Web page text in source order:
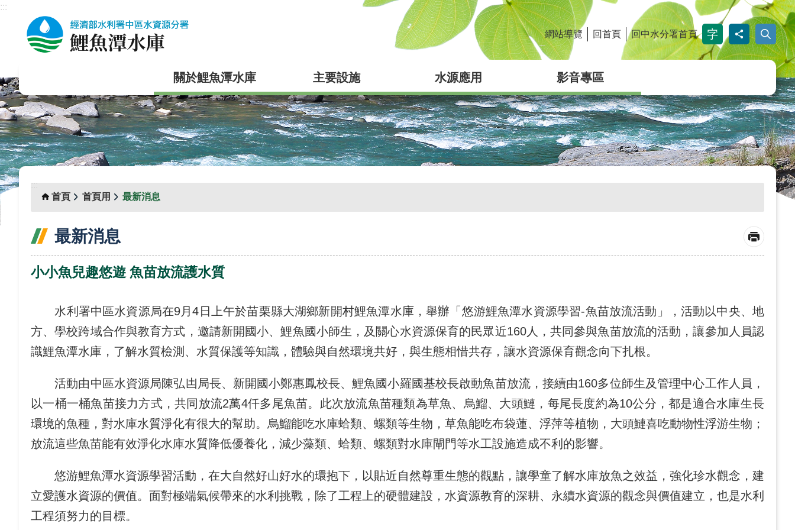
跳到主要內容區塊
:::
_
網站導覽 回首頁 回中水分署首頁
關於鯉魚潭水庫 主要設施 水源應用 影音專區
:::
首頁
首頁用 最新消息
最新消息
小小魚兒趣悠遊 魚苗放流護水質
水利署中區水資源局在9月4日上午於苗栗縣大湖鄉新開村鯉魚潭水庫，舉辦「悠游鯉魚潭水資源學習-魚苗放流活動」，活動以中央、地
方、學校跨域合作與教育方式，邀請新開國小、鯉魚國小師生，及關心水資源保育的民眾近160人，共同參與魚苗放流的活動，讓參加人員認
識鯉魚潭水庫，了解水質檢測、水質保護等知識，體驗與自然環境共好，與生態相惜共存，讓水資源保育觀念向下扎根。
活動由中區水資源局陳弘凷局長、新開國小鄭惠鳳校長、鯉魚國小羅國基校長啟動魚苗放流，接續由160多位師生及管理中心工作人員，
以一桶一桶魚苗接力方式，共同放流2萬4仟多尾魚苗。此次放流魚苗種類為草魚、烏鰡、大頭鰱，每尾長度約為10公分，都是適合水庫生長
環境的魚種，對水庫水質淨化有很大的幫助。烏鰡能吃水庫蛤類、螺類等生物，草魚能吃布袋蓮、浮萍等植物，大頭鰱喜吃動物性浮游生物；
放流這些魚苗能有效淨化水庫水質降低優養化，減少藻類、蛤類、螺類對水庫閘門等水工設施造成不利的影響。
悠游鯉魚潭水資源學習活動，在大自然好山好水的環抱下，以貼近自然尊重生態的觀點，讓學童了解水庫放魚之效益，強化珍水觀念，建
立愛護水資源的價值。面對極端氣候帶來的水利挑戰，除了工程上的硬體建設，水資源教育的深耕、永續水資源的觀念與價值建立，也是水利
工程須努力的目標。